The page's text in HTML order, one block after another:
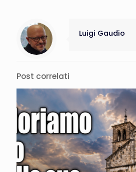
Luigi Gaudio
Post correlati